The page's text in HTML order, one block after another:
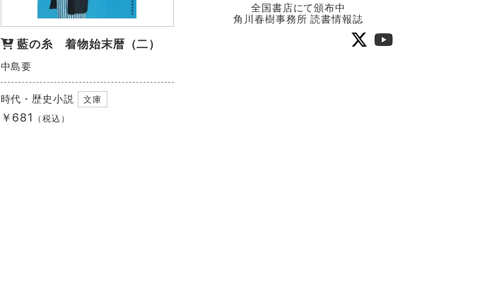
藍の糸 着物始末暦（二）
中島要
時代・歴史小説 文庫
￥681 （税込）
全国書店にて頒布中
角川春樹事務所 読書情報誌